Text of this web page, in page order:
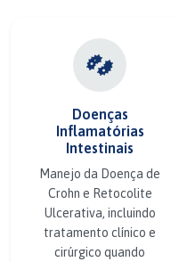
Doenças
Inflamatórias
Intestinais
Manejo da Doença de
Crohn e Retocolite
Ulcerativa, incluindo
tratamento clínico e
cirúrgico quando